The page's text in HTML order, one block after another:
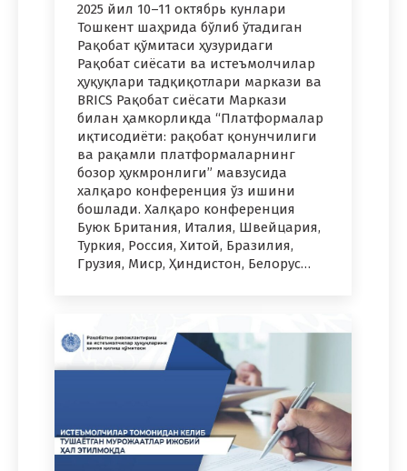
2025 йил 10–11 октябрь кунлари
Тошкент шаҳрида бўлиб ўтадиган
Рақобат қўмитаси ҳузуридаги
Рақобат сиёсати ва истеъмолчилар
ҳуқуқлари тадқиқотлари маркази ва
BRICS Рақобат сиёсати Маркази
билан ҳамкорликда “Платформалар
иқтисодиёти: рақобат қонунчилиги
ва рақамли платформаларнинг
бозор ҳукмронлиги” мавзусида
халқаро конференция ўз ишини
бошлади. Халқаро конференция
Буюк Британия, Италия, Швейцария,
Туркия, Россия, Хитой, Бразилия,
Грузия, Миср, Ҳиндистон, Белорус…